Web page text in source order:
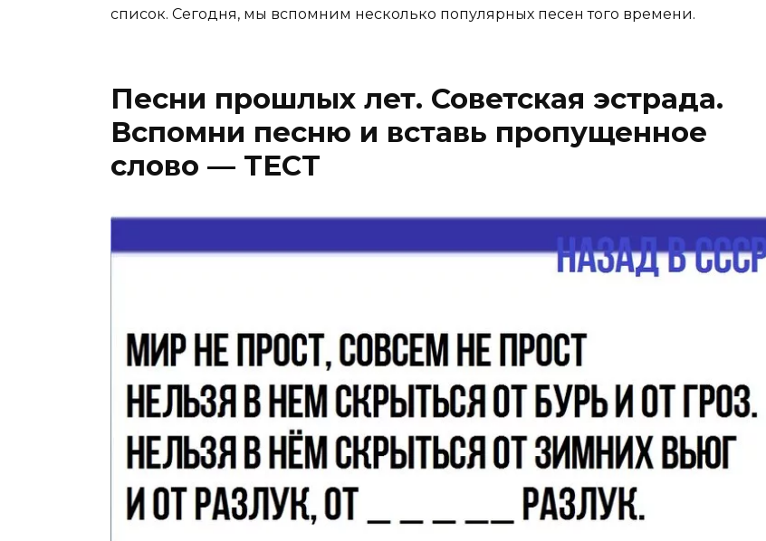
список. Сегодня, мы вспомним несколько популярных песен того времени.
Песни прошлых лет. Советская эстрада.
Вспомни песню и вставь пропущенное
слово — ТЕСТ